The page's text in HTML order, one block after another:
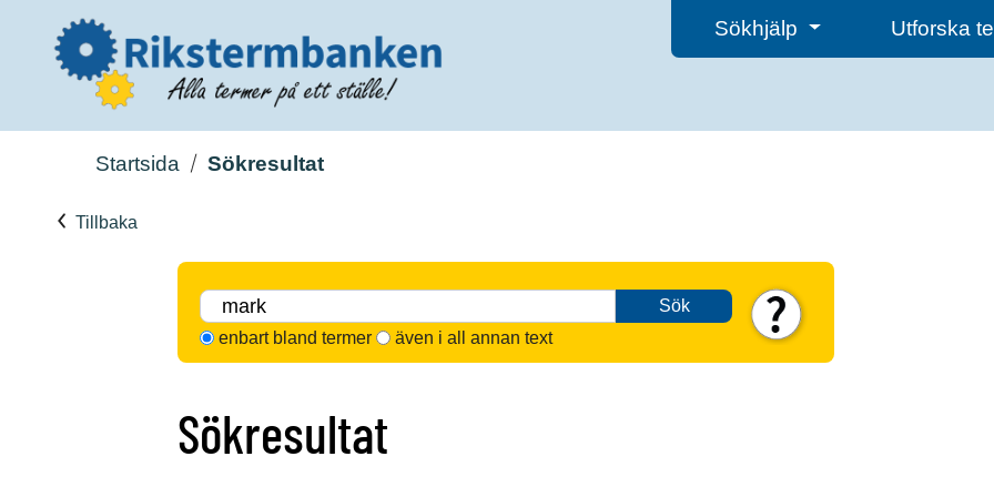
Sökhjälp Utforska
Startsida Sökresultat
Tillbaka
Sök
enbart bland termer
även i all annan text
Sökresultat